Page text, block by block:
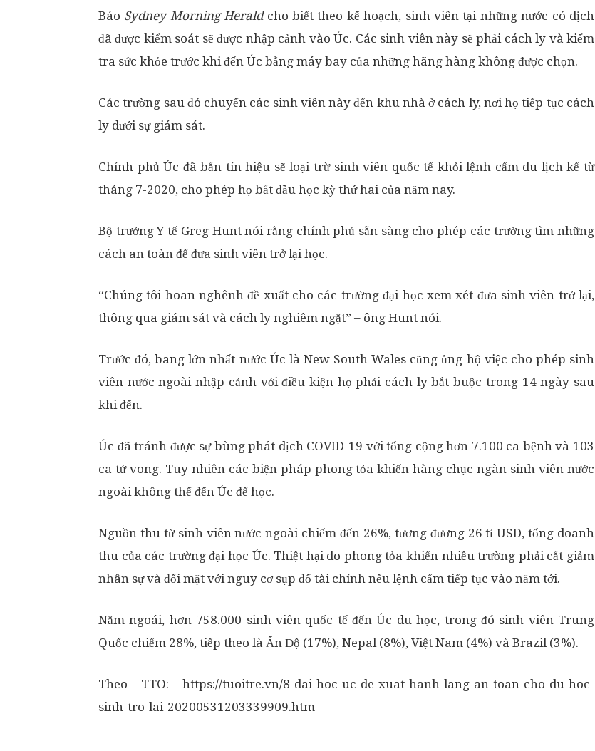
Báo Sydney Morning Heraldcho biết theo kế hoạch, sinh viên tại những nước có dịch
đã được kiểm soát sẽ được nhập cảnh vào Úc. Các sinh viên này sẽ phải cách ly và kiểm
tra sức khỏe trước khi đến Úc bằng máy bay của những hãng hàng không được chọn.
Các trường sau đó chuyển các sinh viên này đến khu nhà ở cách ly, nơi họ tiếp tục cách
ly dưới sự giám sát.
Chính phủ Úc đã bắn tín hiệu sẽ loại trừ sinh viên quốc tế khỏi lệnh cấm du lịch kể từ
tháng 7-2020, cho phép họ bắt đầu học kỳ thứ hai của năm nay.
Bộ trưởng Y tế Greg Hunt nói rằng chính phủ sẵn sàng cho phép các trường tìm những
cách an toàn để đưa sinh viên trở lại học.
“Chúng tôi hoan nghênh đề xuất cho các trường đại học xem xét đưa sinh viên trở lại,
thông qua giám sát và cách ly nghiêm ngặt” – ông Hunt nói.
Trước đó, bang lớn nhất nước Úc là New South Wales cũng ủng hộ việc cho phép sinh
viên nước ngoài nhập cảnh với điều kiện họ phải cách ly bắt buộc trong 14 ngày sau
khi đến.
Úc đã tránh được sự bùng phát dịch COVID-19 với tổng cộng hơn 7.100 ca bệnh và 103
ca tử vong. Tuy nhiên các biện pháp phong tỏa khiến hàng chục ngàn sinh viên nước
ngoài không thể đến Úc để học.
Nguồn thu từ sinh viên nước ngoài chiếm đến 26%, tương đương 26 tỉ USD, tổng doanh
thu của các trường đại học Úc. Thiệt hại do phong tỏa khiến nhiều trường phải cắt giảm
nhân sự và đối mặt với nguy cơ sụp đổ tài chính nếu lệnh cấm tiếp tục vào năm tới.
Năm ngoái, hơn 758.000 sinh viên quốc tế đến Úc du học, trong đó sinh viên Trung
Quốc chiếm 28%, tiếp theo là Ấn Độ (17%), Nepal (8%), Việt Nam (4%) và Brazil (3%).
Theo TTO: https://tuoitre.vn/8-dai-hoc-uc-de-xuat-hanh-lang-an-toan-cho-du-hoc-
sinh-tro-lai-20200531203339909.htm